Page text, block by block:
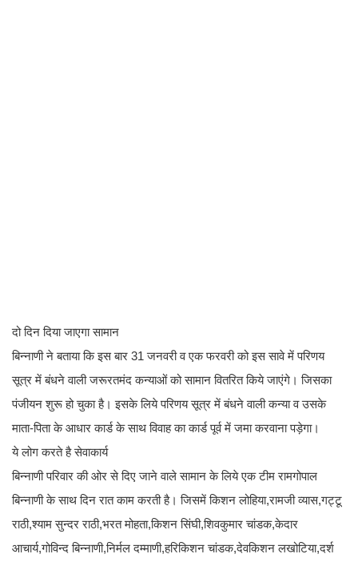
दो दिन दिया जाएगा सामान
बिन्नाणी ने बताया कि इस बार 31 जनवरी व एक फरवरी को इस सावे में परिणय
सूत्र में बंधने वाली जरूरतमंद कन्याओं को सामान वितरित किये जाएंगे। जिसका
पंजीयन शुरू हो चुका है। इसके लिये परिणय सूत्र में बंधने वाली कन्या व उसके
माता-पिता के आधार कार्ड के साथ विवाह का कार्ड पूर्व में जमा करवाना पड़ेगा।
ये लोग करते है सेवाकार्य
बिन्नाणी परिवार की ओर से दिए जाने वाले सामान के लिये एक टीम रामगोपाल
बिन्नाणी के साथ दिन रात काम करती है। जिसमें किशन लोहिया,रामजी व्यास,गट्टू
राठी,श्याम सुन्दर राठी,भरत मोहता,किशन सिंघी,शिवकुमार चांडक,केदार
आचार्य,गोविन्द बिन्नाणी,निर्मल दम्माणी,हरिकिशन चांडक,देवकिशन लखोटिया,दर्श